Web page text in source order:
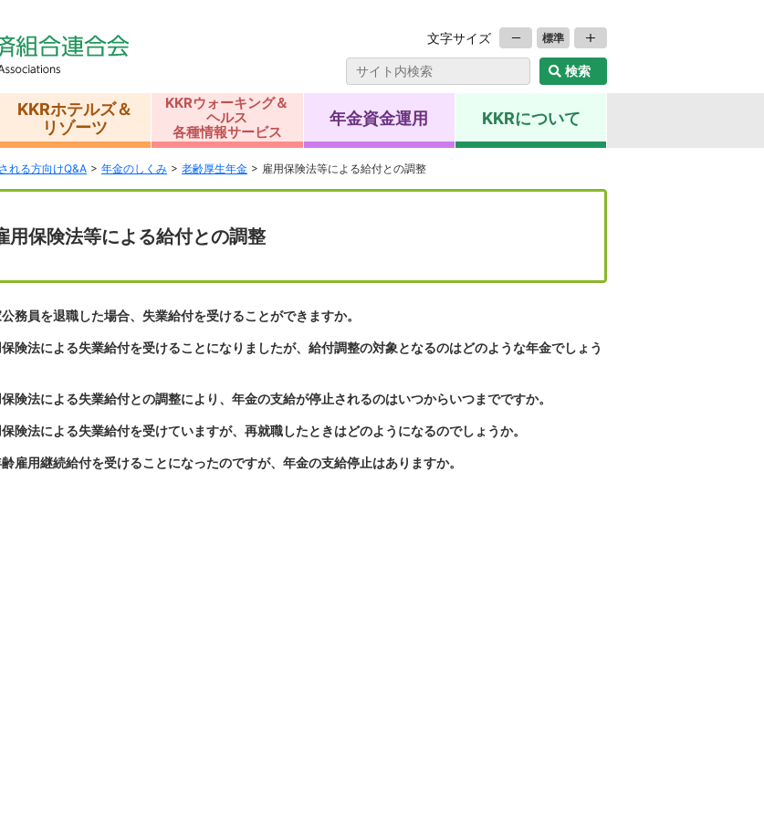
文字サイズ 標準
KKRホテルズ＆
リゾーツ
KKRウォーキング＆
ヘルス
各種情報サービス
年金資金運用 KKRについて
れる方向けQ&A 年金のしくみ 老齢厚生年金 雇用保険法等による給付との調整
用保険法等による給付との調整
公務員を退職した場合、失業給付を受けることができますか。
保険法による失業給付を受けることになりましたが、給付調整の対象となるのはどのような年金でしょう
保険法による失業給付との調整により、年金の支給が停止されるのはいつからいつまでですか。
保険法による失業給付を受けていますが、再就職したときはどのようになるのでしょうか。
雇用継続給付を受けることになったのですが、年金の支給停止はありますか。